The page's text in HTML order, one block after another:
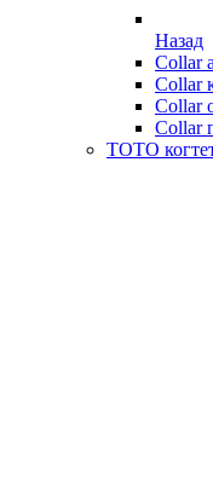
Назад
Collar
Collar
Collar
Collar
ТОТО